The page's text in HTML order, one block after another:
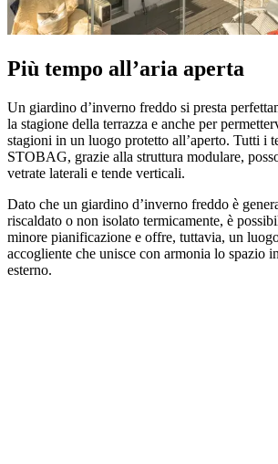
Più tempo all’aria aperta
Un giardino d’inverno freddo si presta
la stagione della terrazza e anche per
stagioni in un luogo protetto all’aperto. Tutti i
STOBAG, grazie alla struttura modulare,
vetrate laterali e tende verticali.
Dato che un giardino d’inverno freddo è
riscaldato o non isolato termicamente, è
minore pianificazione e offre, tuttavia, un
accogliente che unisce con armonia lo spazio
esterno.